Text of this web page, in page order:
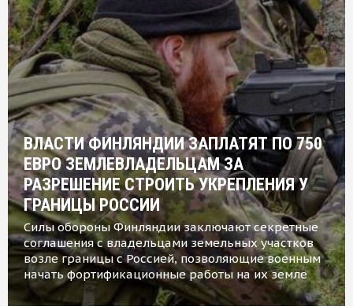
ВЛАСТИ ФИНЛЯНДИИ ЗАПЛАТЯТ ПО 750
ЕВРО ЗЕМЛЕВЛАДЕЛЬЦАМ ЗА
РАЗРЕШЕНИЕ СТРОИТЬ УКРЕПЛЕНИЯ У
ГРАНИЦЫ РОССИИ
Силы обороны Финляндии заключают секретные
соглашения с владельцами земельных участков
возле границы с Россией, позволяющие военным
начать фортификационные работы на их земле